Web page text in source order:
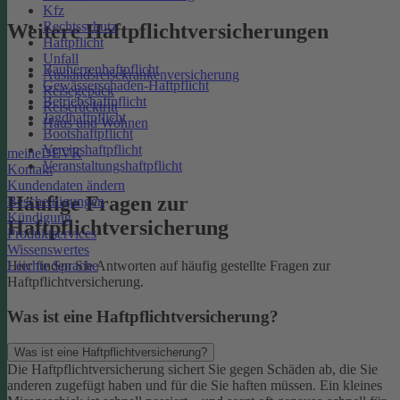
Kfz
Rechtsschutz
Haftpflicht
Unfall
Auslandsreisekrankenversicherung
Reisegepäck
Reiserücktritt
Haus und Wohnen
meineDEVK
Kontakt
Kundendaten ändern
Bescheinigungen
Kündigung
Produktservices
Wissenswertes
Leichte Sprache
Weitere Haftpflichtversicherungen
Bauherrenhaftpflicht
Gewässerschaden-Haftpflicht
Betriebshaftpflicht
Jagdhaftpflicht
Bootshaftpflicht
Vereinshaftpflicht
Veranstaltungshaftpflicht
Häufige Fragen zur
Haftpflichtversicherung
Hier finden Sie Antworten auf häufig gestellte Fragen zur
Haftpflichtversicherung.
Was ist eine Haftpflichtversicherung?
Was ist eine Haftpflichtversicherung?
Die Haftpflichtversicherung sichert Sie gegen Schäden ab, die Sie
anderen zugefügt haben und für die Sie haften müssen. Ein kleines